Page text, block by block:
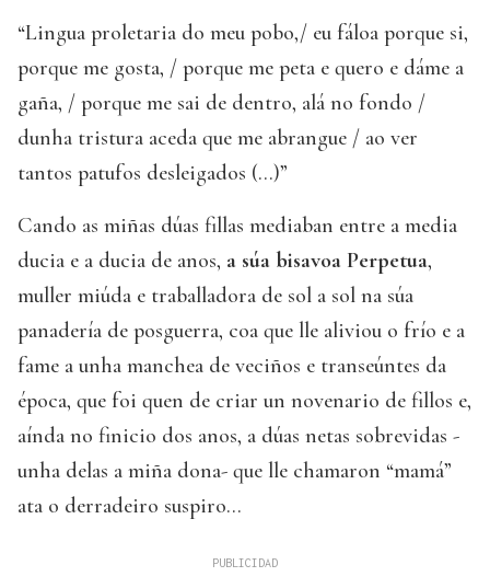
“Lingua proletaria do meu pobo,/ eu fáloa porque si,
porque me gosta, / porque me peta e quero e dáme a
gaña, / porque me sai de dentro, alá no fondo /
dunha tristura aceda que me abrangue / ao ver
tantos patufos desleigados (…)”
Cando as miñas dúas fillas mediaban entre a media
ducia e a ducia de anos, a súa bisavoa Perpetua,
muller miúda e traballadora de sol a sol na súa
panadería de posguerra, coa que lle aliviou o frío e a
fame a unha manchea de veciños e transeúntes da
época, que foi quen de criar un novenario de fillos e,
aínda no finicio dos anos, a dúas netas sobrevidas -
unha delas a miña dona- que lle chamaron “mamá”
ata o derradeiro suspiro...